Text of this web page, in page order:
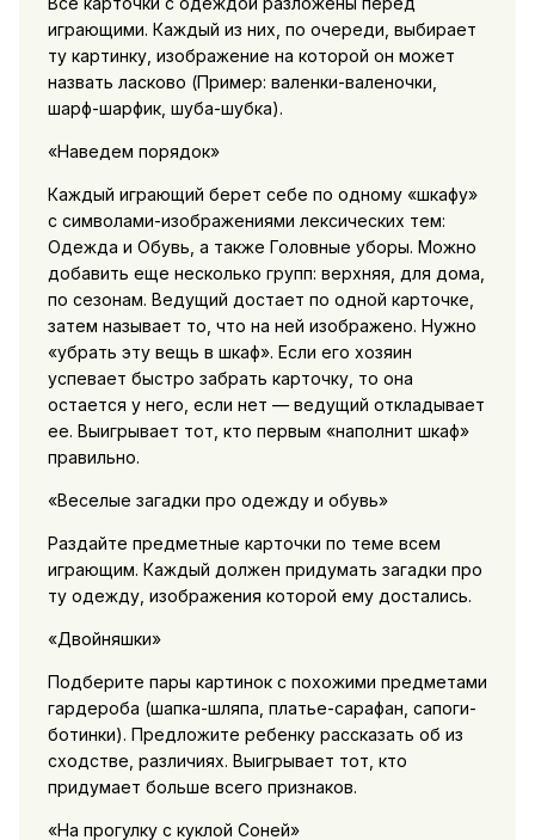
играющими. Каждый из них, по очереди, выбирает
ту картинку, изображение на которой он может
назвать ласково (Пример: валенки-валеночки,
шарф-шарфик, шуба-шубка).
«Наведем порядок»
Каждый играющий берет себе по одному «шкафу»
с символами-изображениями лексических тем:
Одежда и Обувь, а также Головные уборы. Можно
добавить еще несколько групп: верхняя, для дома,
по сезонам. Ведущий достает по одной карточке,
затем называет то, что на ней изображено. Нужно
«убрать эту вещь в шкаф». Если его хозяин
успевает быстро забрать карточку, то она
остается у него, если нет — ведущий откладывает
ее. Выигрывает тот, кто первым «наполнит шкаф»
правильно.
«Веселые загадки про одежду и обувь»
Раздайте предметные карточки по теме всем
играющим. Каждый должен придумать загадки про
ту одежду, изображения которой ему достались.
«Двойняшки»
Подберите пары картинок с похожими предметами
гардероба (шапка-шляпа, платье-сарафан, сапоги-
ботинки). Предложите ребенку рассказать об из
сходстве, различиях. Выигрывает тот, кто
придумает больше всего признаков.
«На прогулку с куклой Соней»